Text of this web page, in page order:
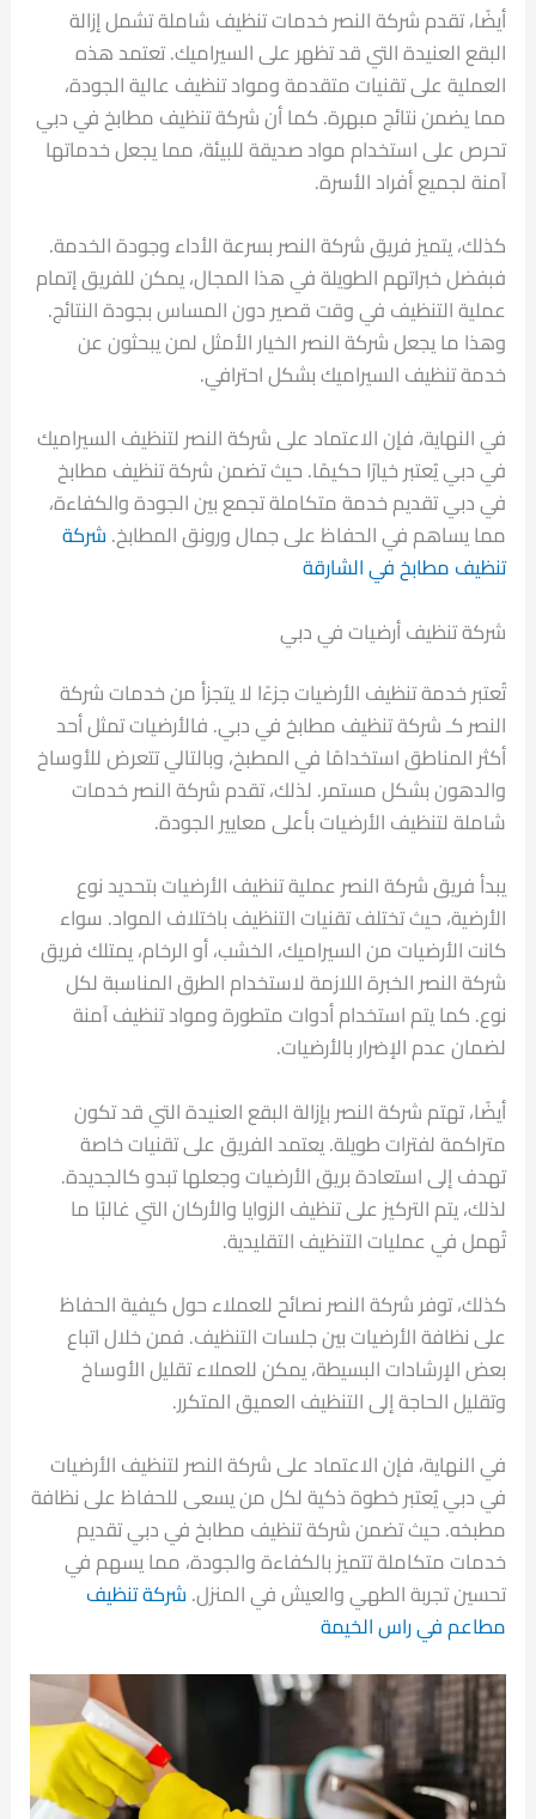
أيضًا، تقدم شركة النصر خدمات تنظيف شاملة تشمل إزالة
البقع العنيدة التي قد تظهر على السيراميك. تعتمد هذه
العملية على تقنيات متقدمة ومواد تنظيف عالية الجودة،
مما يضمن نتائج مبهرة. كما أن شركة تنظيف مطابخ في دبي
تحرص على استخدام مواد صديقة للبيئة، مما يجعل خدماتها
آمنة لجميع أفراد الأسرة.
كذلك، يتميز فريق شركة النصر بسرعة الأداء وجودة الخدمة.
فبفضل خبراتهم الطويلة في هذا المجال، يمكن للفريق إتمام
عملية التنظيف في وقت قصير دون المساس بجودة النتائج.
وهذا ما يجعل شركة النصر الخيار الأمثل لمن يبحثون عن
خدمة تنظيف السيراميك بشكل احترافي.
في النهاية، فإن الاعتماد على شركة النصر لتنظيف السيراميك
في دبي يُعتبر خيارًا حكيمًا. حيث تضمن شركة تنظيف مطابخ
في دبي تقديم خدمة متكاملة تجمع بين الجودة والكفاءة،
مما يساهم في الحفاظ على جمال ورونق المطابخ. شركة
تنظيف مطابخ في الشارقة
شركة تنظيف أرضيات في دبي
تُعتبر خدمة تنظيف الأرضيات جزءًا لا يتجزأ من خدمات شركة
النصر كـ شركة تنظيف مطابخ في دبي. فالأرضيات تمثل أحد
أكثر المناطق استخدامًا في المطبخ، وبالتالي تتعرض للأوساخ
والدهون بشكل مستمر. لذلك، تقدم شركة النصر خدمات
شاملة لتنظيف الأرضيات بأعلى معايير الجودة.
يبدأ فريق شركة النصر عملية تنظيف الأرضيات بتحديد نوع
الأرضية، حيث تختلف تقنيات التنظيف باختلاف المواد. سواء
كانت الأرضيات من السيراميك، الخشب، أو الرخام، يمتلك فريق
شركة النصر الخبرة اللازمة لاستخدام الطرق المناسبة لكل
نوع. كما يتم استخدام أدوات متطورة ومواد تنظيف آمنة
لضمان عدم الإضرار بالأرضيات.
أيضًا، تهتم شركة النصر بإزالة البقع العنيدة التي قد تكون
متراكمة لفترات طويلة. يعتمد الفريق على تقنيات خاصة
تهدف إلى استعادة بريق الأرضيات وجعلها تبدو كالجديدة.
لذلك، يتم التركيز على تنظيف الزوايا والأركان التي غالبًا ما
تُهمل في عمليات التنظيف التقليدية.
كذلك، توفر شركة النصر نصائح للعملاء حول كيفية الحفاظ
على نظافة الأرضيات بين جلسات التنظيف. فمن خلال اتباع
بعض الإرشادات البسيطة، يمكن للعملاء تقليل الأوساخ
وتقليل الحاجة إلى التنظيف العميق المتكرر.
في النهاية، فإن الاعتماد على شركة النصر لتنظيف الأرضيات
في دبي يُعتبر خطوة ذكية لكل من يسعى للحفاظ على نظافة
مطبخه. حيث تضمن شركة تنظيف مطابخ في دبي تقديم
خدمات متكاملة تتميز بالكفاءة والجودة، مما يسهم في
تحسين تجربة الطهي والعيش في المنزل. شركة تنظيف
مطاعم في راس الخيمة